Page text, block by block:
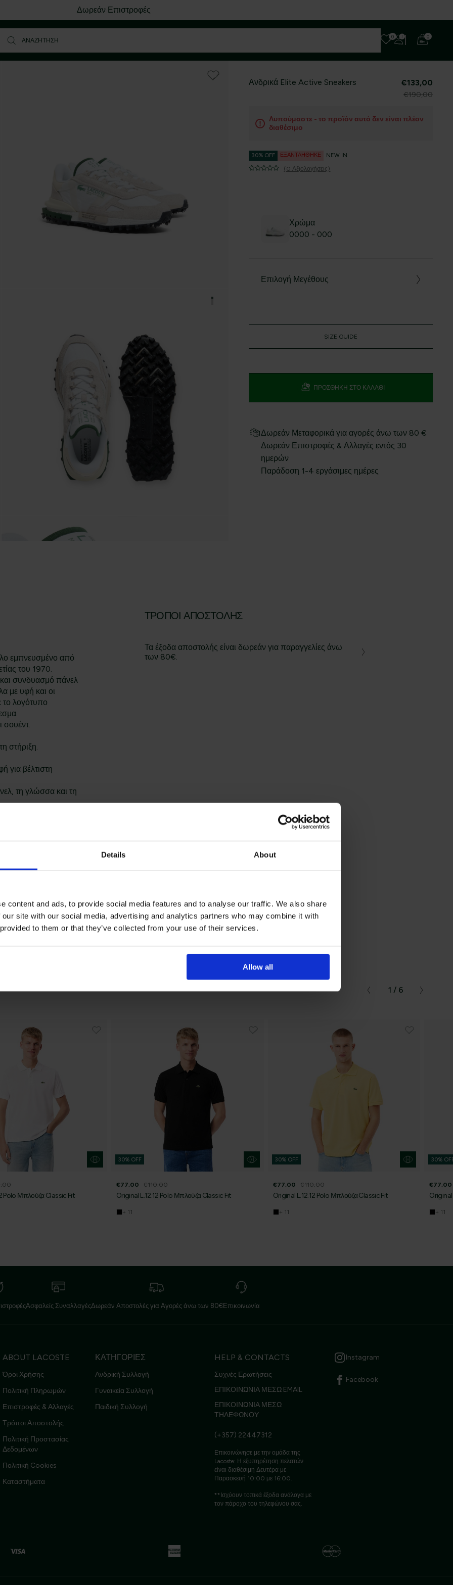
Details About
content and ads, to provide social media features and to analyse our traffic. We also share
site with our social media, advertising and analytics partners who may combine it with
to them or that they’ve collected from your use of their services.
Allow all
Δωρεάν Επιστροφές
0 0
Ανδρικά Elite Active Sneakers €133,00
€190,00
Λυπούμαστε - το προϊόν αυτό δεν είναι πλέον
διαθέσιμο
30% OFF ΕΞΑΝΤΛΉΘΗΚΕ NEW IN
(0 Αξιολογήσεις)
Χρώμα
0000 - 000
Επιλογή Μεγέθους
SIZE GUIDE
ΠΡΟΣΘΉΚΗ ΣΤΟ ΚΑΛΆΘΙ
Δωρεάν Μεταφορικά για αγορές άνω των 80 €
Δωρεάν Επιστροφές & Αλλαγές εντός 30
ημερών
Παράδοση 1-4 εργάσιμες ημέρες
εμπνευσμένο από
του 1970.
συνδυασμό πάνελ
με υφή και οι
το λογότυπο
σουέντ.
στήριξη.
για βέλτιστη
τη γλώσσα και τη
10% πολυουρεθάνη.
Εσωτερική σόλα:
πολυεστέρας
13%
ΤΡΌΠΟΙ ΑΠΟΣΤΟΛΉΣ
Τα έξοδα αποστολής είναι δωρεάν για παραγγελίες άνω
των 80€.
Polo Μπλούζα Classic Fit
30% OFF
€77,00 €110,00
Original L.12.12 Polo Μπλούζα Classic Fit
+ 11
30% OFF
€77,00 €110,00
Original L.12.12 Polo Μπλούζα Classic Fit
+ 11
30%
€77,00
Original
+ 11
1 / 6
Ασφαλείς ΣυναλλαγέςΔωρεάν Αποστολές για Αγορές άνω των 80€Επικοινωνία
ABOUT LACOSTE
Όροι Χρήσης
Πολιτική Πληρωμών
Επιστροφές & Αλλαγές
Τρόποι Αποστολής
Πολιτική Προστασίας
Δεδομένων
Πολιτική Cookies
Καταστήματα
ΚΑΤΗΓΟΡΙΕΣ
Ανδρική Συλλογή
Γυναικεία Συλλογή
Παιδική Συλλογή
HELP & CONTACTS
Συχνές Ερωτήσεις
ΕΠΙΚΟΙΝΩΝΙΑ ΜΕΣΩ EMAIL
ΕΠΙΚΟΙΝΩΝΙΑ ΜΕΣΩ
ΤΗΛΕΦΩΝΟΥ
(+357) 22447312
Επικοινώνησε με την ομάδα της
Lacoste: Η εξυπηρέτηση πελατών
είναι διαθέσιμη Δευτέρα με
Παρασκευή 10:00 με 16:00.
**Ισχύουν τοπικά έξοδα ανάλογα με
τον πάροχο του τηλεφώνου σας.
Instagram
Facebook
Εγγραφή
Όρους Χρήσηςκαι στηνΠολιτική Προστασίας
Δεδομένων.